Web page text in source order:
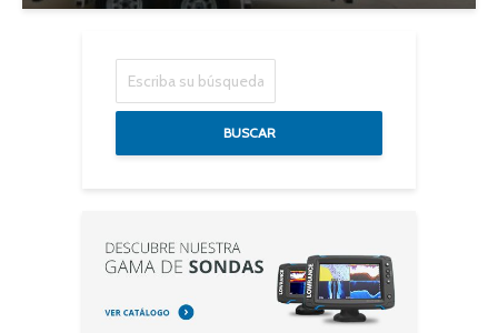
BUSCAR